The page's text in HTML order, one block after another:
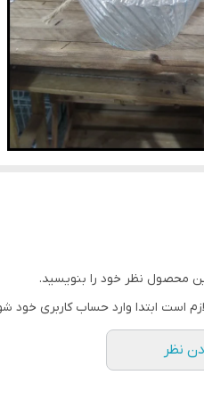
محصول نظر خود را بنویسید.
است ابتدا وارد حساب کاربری خود
نظر